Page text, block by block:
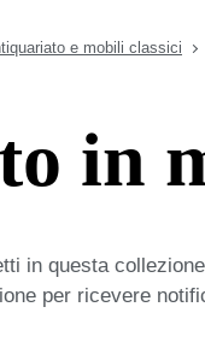
e mobili classici
in
in questa
per ricevere